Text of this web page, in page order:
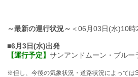
～最新の運行状況～ ＜06月03日(水)10時
■6月3日(水)出発
【運行予定】 サンアンドムーン・ブルー
※但し、今後の気象状況・道路状況によっては